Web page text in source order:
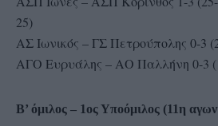
25)
ΑΣ Ιωνικός – ΓΣ Πετρούπολης 0-3
ΑΓΟ Ευρυάλης – ΑΟ Παλλήνη 0-3
Β’ όμιλος – 1ος Υποόμιλος (11η